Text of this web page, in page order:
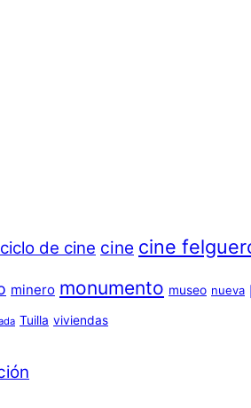
ciclo de cine cine cine
minero monumento museo nueva
Tuilla viviendas